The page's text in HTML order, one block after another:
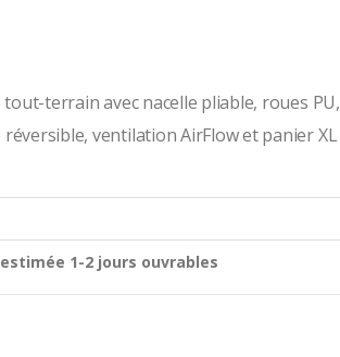
terrain avec nacelle pliable, roues
ventilation AirFlow et panier XL
1-2 jours ouvrables